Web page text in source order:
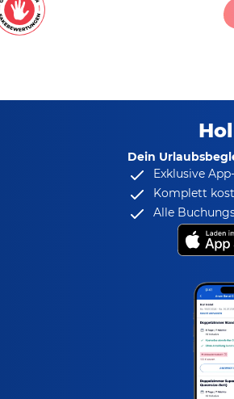
Dein
Exklusive
Komplett
Alle